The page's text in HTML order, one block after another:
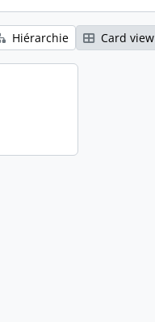
Hiérarchie Card view